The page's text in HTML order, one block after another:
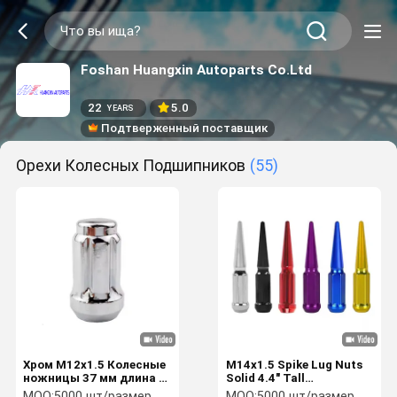
Foshan Huangxin Autoparts Co.Ltd
22 YEARS
5.0
Подтверженный поставщик
Орехи Колесных Подшипников (55)
Хром M12x1.5 Колесные
ножницы 37 мм длина с
стиральной машиной
M14x1.5 Spike Lug Nuts
Solid 4.4" Tall
Replacement For 5 Lug